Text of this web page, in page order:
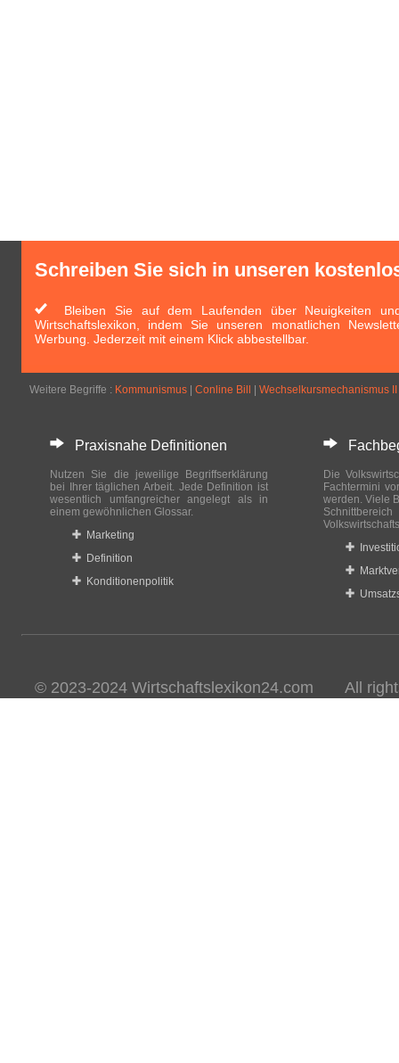
Schreiben Sie sich in unseren
Bleiben Sie auf dem Laufenden über Neuigkeiten
Wirtschaftslexikon, indem Sie unseren monatlichen
Werbung. Jederzeit mit einem Klick abbestellbar.
Weitere Begriffe : Kommunismus Conline Bill Wechselkursmechanismus II
Praxisnahe Definitionen
Nutzen Sie die jeweilige Begriffserklärung
bei Ihrer täglichen Arbeit. Jede Definition ist
wesentlich umfangreicher angelegt als in
einem gewöhnlichen Glossar.
Marketing
Definition
Konditionenpolitik
Die
Fachtermini
werden. Viele
© 2023-2024 Wirtschaftslexikon24.com All